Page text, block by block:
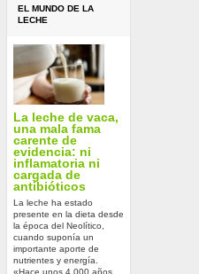
EL MUNDO DE LA
LECHE
La leche de vaca,
una mala fama
carente de
evidencia: ni
inflamatoria ni
cargada de
antibióticos
La leche ha estado
presente en la dieta desde
la época del Neolítico,
cuando suponía un
importante aporte de
nutrientes y energía.
«Hace unos 4.000 años,